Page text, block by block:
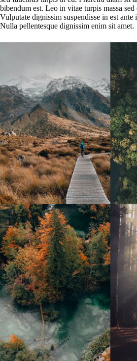
bibendum est. Leo in vitae turpis massa sed
Vulputate dignissim suspendisse in est ante
Nulla pellentesque dignissim enim sit amet.